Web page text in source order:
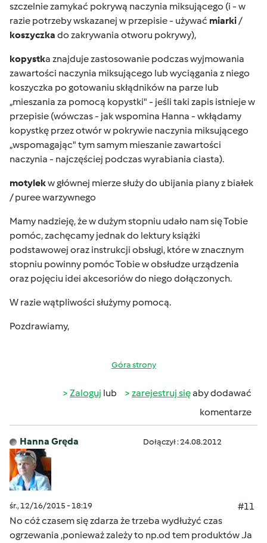
szczelnie zamykać pokrywą naczynia miksującego (i - w
razie potrzeby wskazanej w przepisie - używać miarki/
koszyczka do zakrywania otworu pokrywy),
kopystka znajduje zastosowanie podczas wyjmowania
zawartości naczynia miksującego lub wyciągania z niego
koszyczka po gotowaniu skłądników na parze lub
„mieszania za pomocą kopystki" - jeśli taki zapis istnieje w
przepisie (wówczas - jak wspomina Hanna - wkłądamy
kopystkę przez otwór w pokrywie naczynia miksującego
„wspomagając" tym samym mieszanie zawartości
naczynia - najczęściej podczas wyrabiania ciasta).
motylekw głównej mierze służy do ubijania piany z białek
/ puree warzywnego
Mamy nadzieję, że w dużym stopniu udało nam się Tobie
pomóc, zachęcamy jednak do lektury książki
podstawowej oraz instrukcji obsługi, które w znacznym
stopniu powinny pomóc Tobie w obsłudze urządzenia
oraz pojęciu idei akcesoriów do niego dołączonych.
W razie wątpliwości służymy pomocą.
Pozdrawiamy,
Góra strony
Zaloguj lub zarejestruj sięaby dodawać
komentarze
Hanna Gręda Dołączył : 24.08.2012
śr., 12/16/2015 - 18:19
#11
No cóż czasem się zdarza że trzeba wydłużyć czas
ogrzewania ,ponieważ zależy to np.od tem produktów .Ja